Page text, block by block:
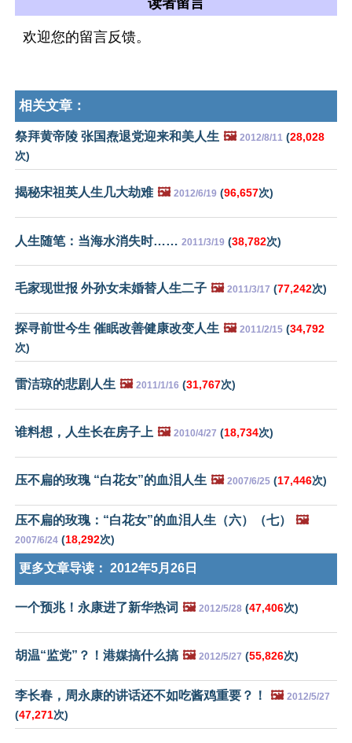
读者留言
欢迎您的留言反馈。
相关文章：
祭拜黄帝陵 张国焘退党迎来和美人生 🖼️ 2012/8/11 (28,028
次)
揭秘宋祖英人生几大劫难 🖼️ 2012/6/19 (96,657次)
人生随笔：当海水消失时…… 2011/3/19 (38,782次)
毛家现世报 外孙女未婚替人生二子 🖼️ 2011/3/17 (77,242次)
探寻前世今生 催眠改善健康改变人生 🖼️ 2011/2/15 (34,792
次)
雷洁琼的悲剧人生 🖼️ 2011/1/16 (31,767次)
谁料想，人生长在房子上 🖼️ 2010/4/27 (18,734次)
压不扁的玫瑰 “白花女”的血泪人生 🖼️ 2007/6/25 (17,446次)
压不扁的玫瑰：“白花女”的血泪人生（六）（七） 🖼️
2007/6/24 (18,292次)
更多文章导读： 2012年5月26日
一个预兆！永康进了新华热词 🖼️ 2012/5/28 (47,406次)
胡温“监党”？！港媒搞什么搞 🖼️ 2012/5/27 (55,826次)
李长春，周永康的讲话还不如吃酱鸡重要？！ 🖼️ 2012/5/27
(47,271次)